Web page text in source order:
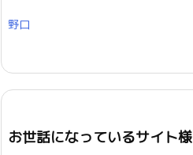
野口
お世話になっているサイト様